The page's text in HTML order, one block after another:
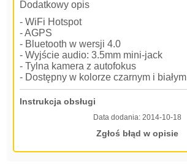
Dodatkowy opis
- WiFi Hotspot
- AGPS
- Bluetooth w wersji 4.0
- Wyjście audio: 3.5mm mini-jack
- Tylna kamera z autofokus
- Dostępny w kolorze czarnym i białym
Instrukcja obsługi
Data dodania: 2014-10-18
Zgłoś błąd w opisie